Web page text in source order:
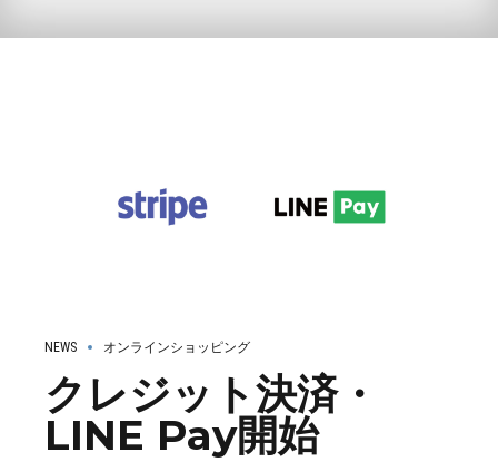
NEWS オンラインショッピング
クレジット決済・
LINE Pay開始